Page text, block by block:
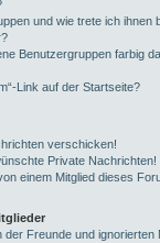
und wie trete ich ihnen
Benutzergruppen farbig
Link auf der Startseite?
verschicken!
Private Nachrichten!
einem Mitglied dieses
der Freunde und ignorierten